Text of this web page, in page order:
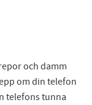
och damm
om din telefon
telefons tunna